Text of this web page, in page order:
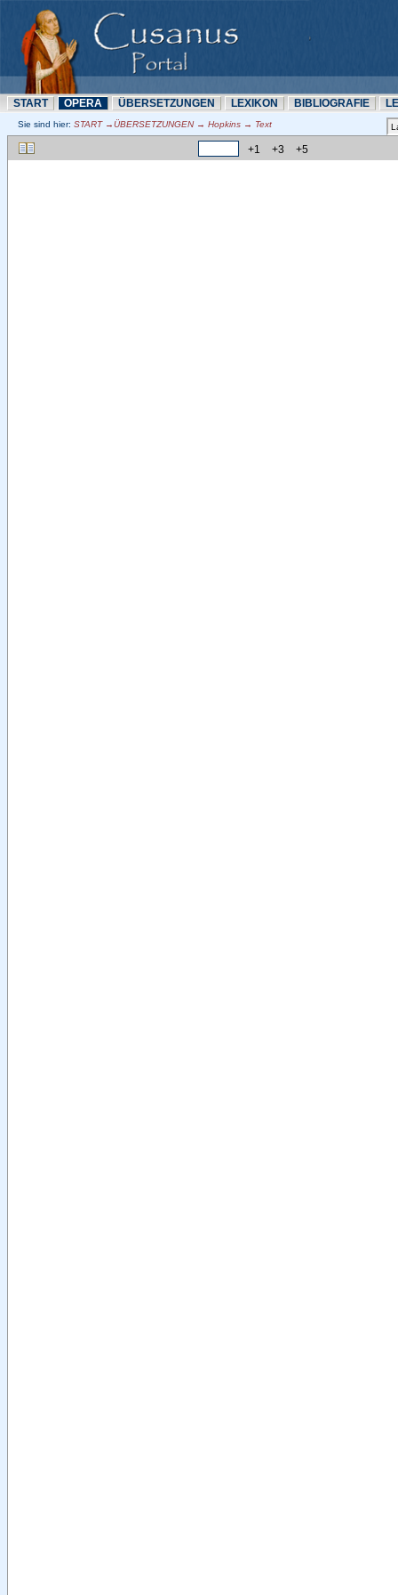
START OPERA ÜBERSETZUNN LEXIKON BIBLIOGRAFIE
Sie sind hier: START →ÜBERSETZUNN → Hopkins → Text
+1 +3 +5